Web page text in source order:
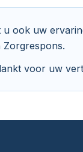
u ook uw
Zorgrespons.
voor uw